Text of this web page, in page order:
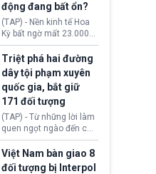
động đang bất ổn?
(TAP) - Nền kinh tế Hoa
Kỳ bất ngờ mất 23.000
việc làm vào tháng 7,
cho thấy thị trường lao
động có dấu hiệu suy
yếu sau thời gian duy trì
tương đối ổn định suốt
nửa năm 2026.
Triệt phá hai đường
dây tội phạm xuyên
quốc gia, bắt giữ
171 đối tượng
(TAP) - Từ những lời làm
quen ngọt ngào đến các
“sàn vàng ảo”, bất động
sản trực tuyến cùng
đường dây đánh bạc quy
Việt Nam bàn giao 8
đối tượng bị Interpol